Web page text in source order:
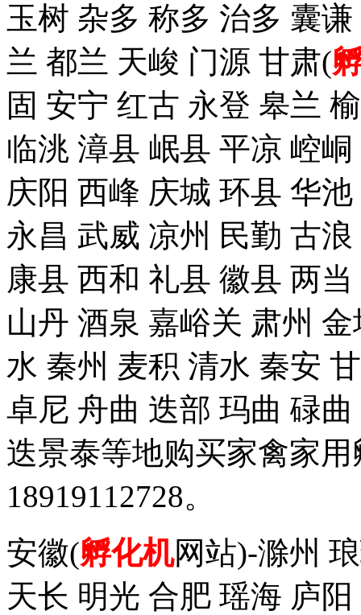
玉树 杂多 称多 治多 囊
兰 都兰 天峻 门源 甘肃(
固 安宁 红古 永登 皋兰
临洮 漳县 岷县 平凉 崆
庆阳 西峰 庆城 环县 华
永昌 武威 凉州 民勤 古
康县 西和 礼县 徽县 两
山丹 酒泉 嘉峪关 肃州
水 秦州 麦积 清水 秦安
卓尼 舟曲 迭部 玛曲 碌
迭景泰等地购买家禽家
18919112728。
安徽(孵化机网站)-滁州
天长 明光 合肥 瑶海 庐